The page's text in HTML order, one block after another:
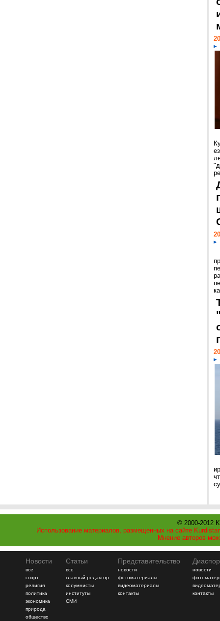
© 2000-2012
Использование материалов, размещенных на сайте
Мнение авторов
Новости
все
спорт
религия
политика
экономика
природа
общество
Статьи
все
главный редактор
колумнисты
институты
СМИ
Представительство
новости
фотоматериалы
видеоматериалы
контакты
новости
контакты